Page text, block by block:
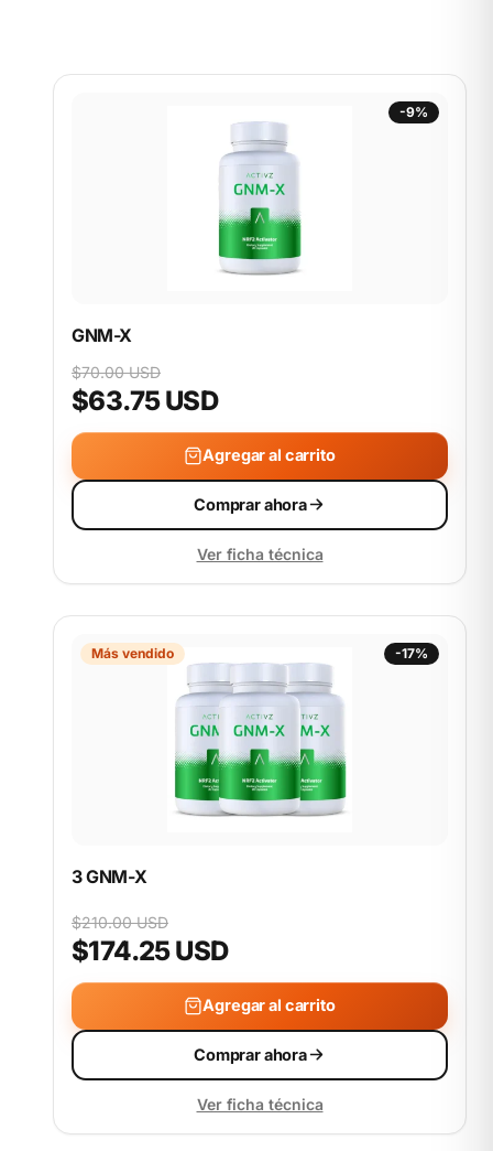
-9%
GNM-X
$70.00 USD
$63.75 USD
Agregar al carrito
Comprar ahora
Ver ficha técnica
Más vendido -17%
3 GNM-X
$210.00 USD
$174.25 USD
Agregar al carrito
Comprar ahora
Ver ficha técnica